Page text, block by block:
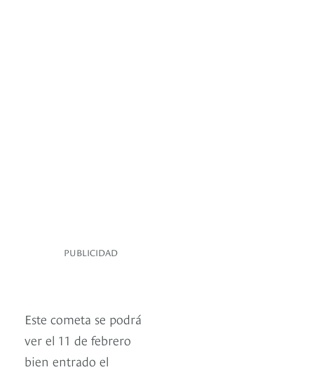
PUBLICIDAD
Este cometa se podrá
ver el 11 de febrero
bien entrado el